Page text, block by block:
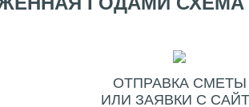
ОТПРАВКА СМЕТЫ
ИЛИ ЗАЯВКИ С